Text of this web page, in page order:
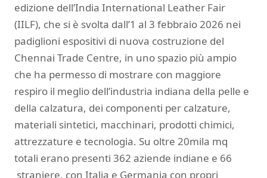
edizione dell’India International Leather Fair
(IILF), che si è svolta dall’1 al 3 febbraio 2026 nei
padiglioni espositivi di nuova costruzione del
Chennai Trade Centre, in uno spazio più ampio
che ha permesso di mostrare con maggiore
respiro il meglio dell’industria indiana della pelle e
della calzatura, dei componenti per calzature,
materiali sintetici, macchinari, prodotti chimici,
attrezzature e tecnologia. Su oltre 20mila mq
totali erano presenti 362 aziende indiane e 66
straniere, con Italia e Germania con propri